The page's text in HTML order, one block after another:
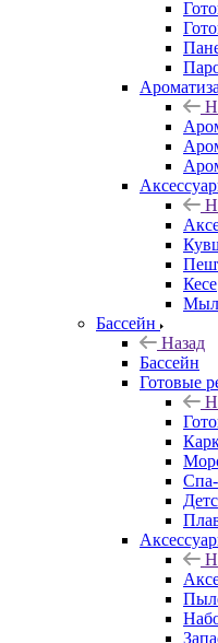
Кесе
Бассейн
Назад
Бассейн
Готовые
Спа-